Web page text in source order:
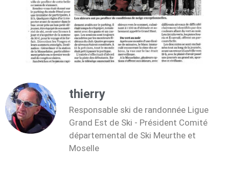
thierry
Responsable ski de randonnée Ligue
Grand Est de Ski - Président Comité
départemental de Ski Meurthe et
Moselle